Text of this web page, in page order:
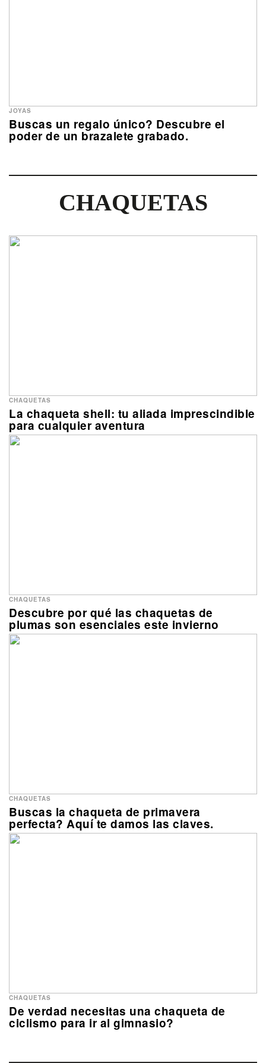
Buscas un regalo único? Descubre el
poder de un brazalete grabado.
JOYAS
CHAQUETAS
La chaqueta shell: tu aliada imprescindible
para cualquier aventura
CHAQUETAS
Descubre por qué las chaquetas de
plumas son esenciales este invierno
CHAQUETAS
Buscas la chaqueta de primavera
perfecta? Aquí te damos las claves.
CHAQUETAS
De verdad necesitas una chaqueta de
ciclismo para ir al gimnasio?
CHAQUETAS